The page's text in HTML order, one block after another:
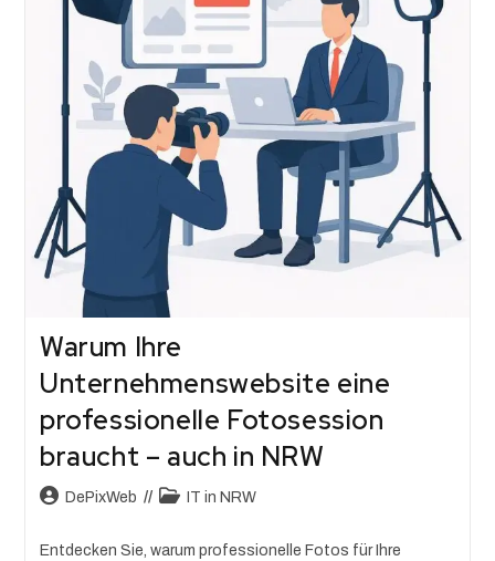
Warum Ihre
Unternehmenswebsite eine
professionelle Fotosession
braucht – auch in NRW
DePixWeb IT in NRW
Entdecken Sie, warum professionelle Fotos für Ihre